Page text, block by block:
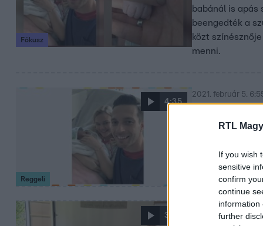
RTL
If you wish
sensitive
confirm
continue
information
further
Fókusz
babánál is
beengedték a
közt
menni.
4:35
Reggeli
2021. február 5.
Kardos
Január 25-én
3:52
2019. augusztus